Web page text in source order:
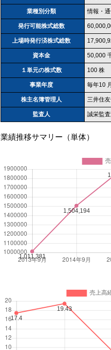
業種別分類 情報・
発行可能株式総数
上場時発行済株式総数
資本金 50,000
１単元の株式数 100 株
事業年度 毎年10
株主名簿管理人 三井住
監査人 誠栄監査
業績推移サマリー（単体）